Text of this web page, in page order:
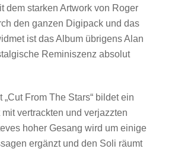
dem starken Artwork von Roger
den ganzen Digipack und das
ist das Album übrigens Alan
Reminiszenz absolut
„Cut From The Stars“ bildet ein
vertrackten und verjazzten
hoher Gesang wird um einige
ergänzt und den Soli räumt